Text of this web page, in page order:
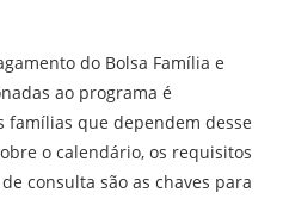
do Bolsa Família e
ao programa é
que dependem desse
o calendário, os requisitos
consulta são as chaves para